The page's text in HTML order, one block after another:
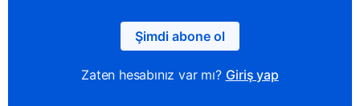
Şimdi abone ol
Zaten hesabınız var mı? Giriş yap